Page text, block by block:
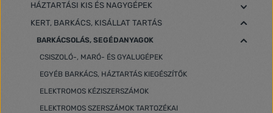
HÁZTARTÁSI KIS ÉS NAGYGÉPEK
KERT, BARKÁCS, KISÁLLAT TARTÁS
BARKÁCSOLÁS, SEGÉDANYAGOK
CSISZOLÓ-, MARÓ- ÉS GYALUGÉPEK
EGYÉB BARKÁCS, HÁZTARTÁS KIEGÉSZÍTŐK
ELEKTROMOS KÉZISZERSZÁMOK
ELEKTROMOS SZERSZÁMOK TARTOZÉKAI